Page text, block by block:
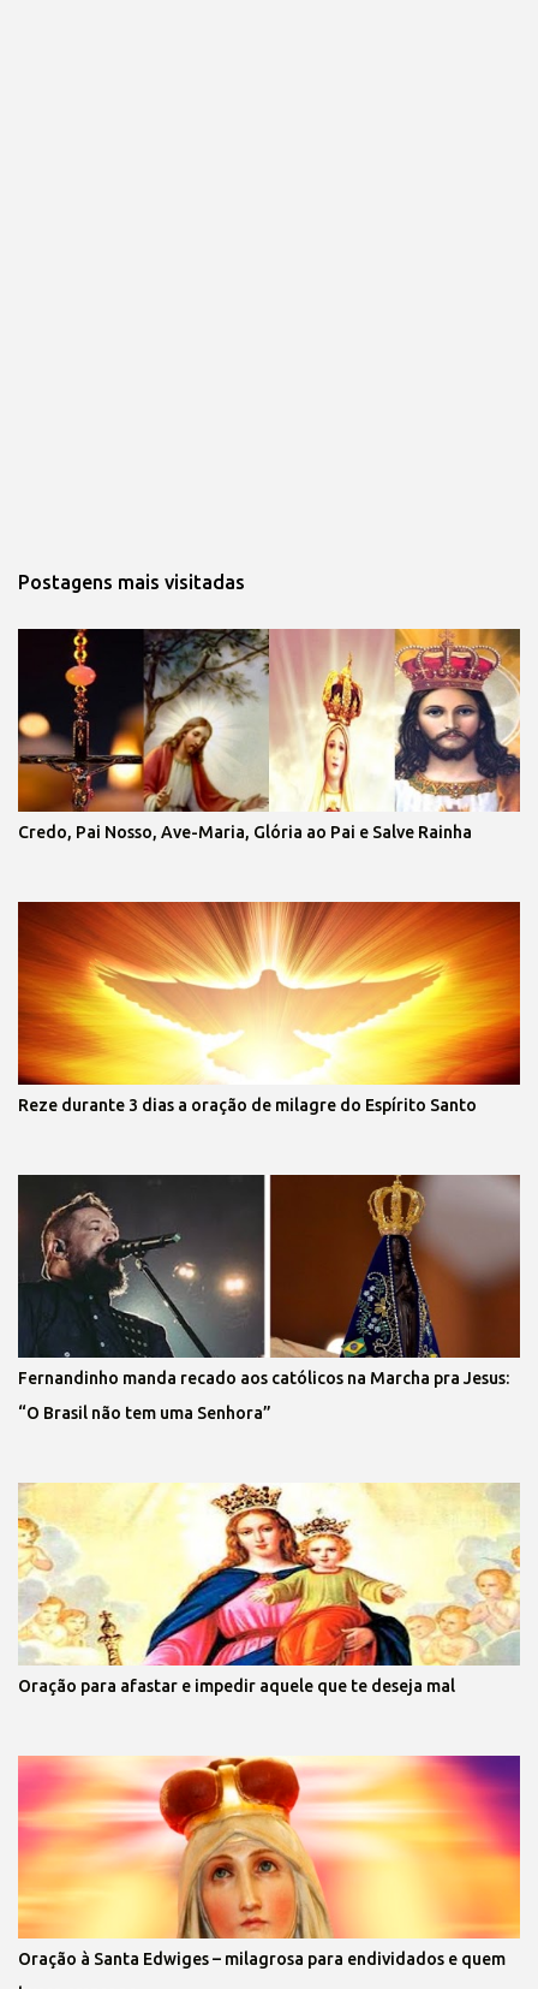
Postagens mais visitadas
Credo, Pai Nosso, Ave-Maria, Glória ao Pai e Salve Rainha
Reze durante 3 dias a oração de milagre do Espírito Santo
Fernandinho manda recado aos católicos na Marcha pra Jesus:
“O Brasil não tem uma Senhora”
Oração para afastar e impedir aquele que te deseja mal
Oração à Santa Edwiges – milagrosa para endividados e quem